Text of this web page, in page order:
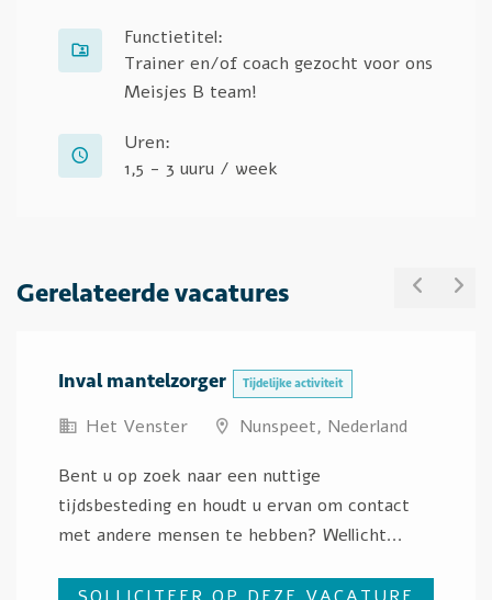
Functietitel:
Trainer en/of coach gezocht voor ons
Meisjes B team!
Uren:
1,5 - 3 uuru / week
Gerelateerde vacatures
Inval mantelzorger Tijdelijke activiteit
Het Venster Nunspeet, Nederland
Bent u op zoek naar een nuttige
tijdsbesteding en houdt u ervan om contact
met andere mensen te hebben? Wellicht...